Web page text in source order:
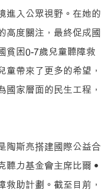
進入公眾視野。在她的
高度關注，最終促成國
貧困0-7歲兒童聽障救
帶來了更多的希望，
國家層面的民生工程，
陶斯亮搭建國際公益合
聽力基金會主席比爾•
救助計劃。截至目前，